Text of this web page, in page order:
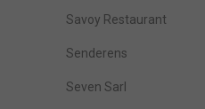
Savoy Restaurant
Senderens
Seven Sarl